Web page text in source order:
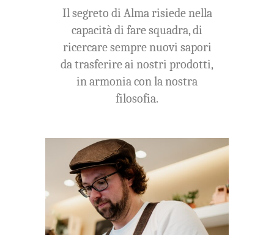
Il segreto di Alma risiede nella
capacità di fare squadra, di
ricercare sempre nuovi sapori
da trasferire ai nostri prodotti,
in armonia con la nostra
filosofia.